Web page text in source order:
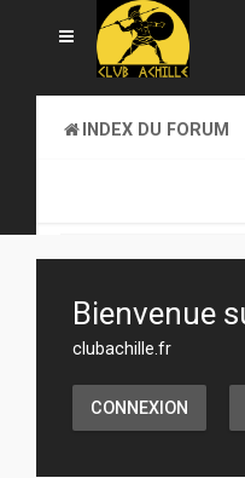
INDEX DU FORUM
Bienvenue
clubachille.fr
CONNEXION